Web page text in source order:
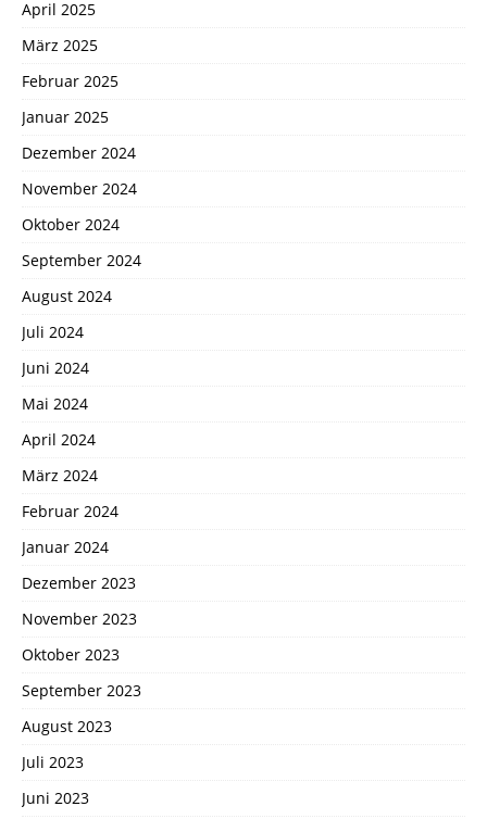
April 2025
März 2025
Februar 2025
Januar 2025
Dezember 2024
November 2024
Oktober 2024
September 2024
August 2024
Juli 2024
Juni 2024
Mai 2024
April 2024
März 2024
Februar 2024
Januar 2024
Dezember 2023
November 2023
Oktober 2023
September 2023
August 2023
Juli 2023
Juni 2023